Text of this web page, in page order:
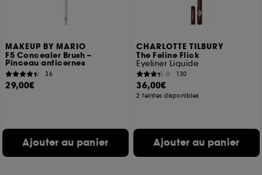
MAKEUP BY MARIO
F5 Concealer Brush –
Pinceau anticernes
36
29,00€
Ajouter au panier
CHARLOTTE TILBURY
The Feline Flick
Eyeliner Liquide
130
36,00€
2 teintes disponibles
Ajouter au panier